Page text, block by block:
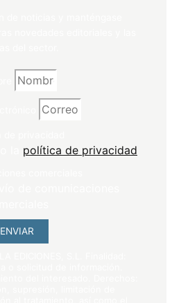
política de privacidad
ENVIAR